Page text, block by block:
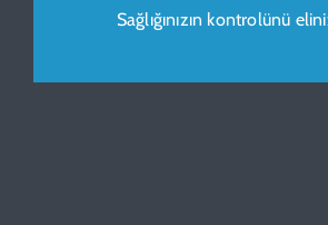
Sağlığınızın kontrolünü
HESAPLA